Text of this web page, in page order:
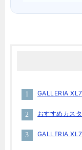
GALLERIA
おすすめカス
GALLERIA